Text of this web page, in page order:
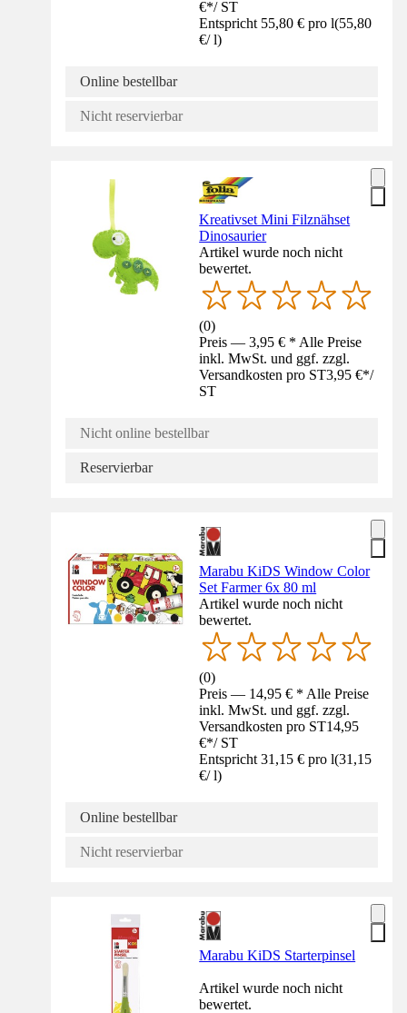
€*/ ST
Entspricht 55,80 € pro l(55,80
€/ l)
Online bestellbar
Nicht reservierbar
Kreativset Mini Filznähset
Dinosaurier
Artikel wurde noch nicht
bewertet.
(0)
Preis — 3,95 € * Alle Preise
inkl. MwSt. und ggf. zzgl.
Versandkosten pro ST3,95 €*/
ST
Nicht online bestellbar
Reservierbar
Marabu KiDS Window Color
Set Farmer 6x 80 ml
Artikel wurde noch nicht
bewertet.
(0)
Preis — 14,95 € * Alle Preise
inkl. MwSt. und ggf. zzgl.
Versandkosten pro ST14,95
€*/ ST
Entspricht 31,15 € pro l(31,15
€/ l)
Online bestellbar
Nicht reservierbar
Marabu KiDS Starterpinsel
Artikel wurde noch nicht
bewertet.